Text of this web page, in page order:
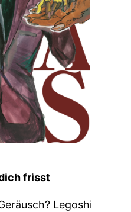
frisst
Legoshi